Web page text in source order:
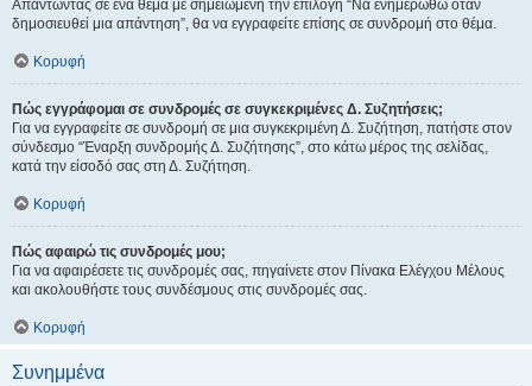
Απαντώντας σε ένα θέμα με σημειωμένη την επιλογή “Να ενημερωθώ όταν
δημοσιευθεί μια απάντηση”, θα να εγγραφείτε επίσης σε συνδρομή στο θέμα.
Κορυφή
Πώς εγγράφομαι σε συνδρομές σε συγκεκριμένες Δ. Συζητήσεις;
Για να εγγραφείτε σε συνδρομή σε μια συγκεκριμένη Δ. Συζήτηση, πατήστε στον
σύνδεσμο “Έναρξη συνδρομής Δ. Συζήτησης”, στο κάτω μέρος της σελίδας,
κατά την είσοδό σας στη Δ. Συζήτηση.
Κορυφή
Πώς αφαιρώ τις συνδρομές μου;
Για να αφαιρέσετε τις συνδρομές σας, πηγαίνετε στον Πίνακα Ελέγχου Μέλους
και ακολουθήστε τους συνδέσμους στις συνδρομές σας.
Κορυφή
Συνημμένα